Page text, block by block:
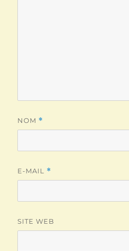
NOM *
E-MAIL *
SITE WEB